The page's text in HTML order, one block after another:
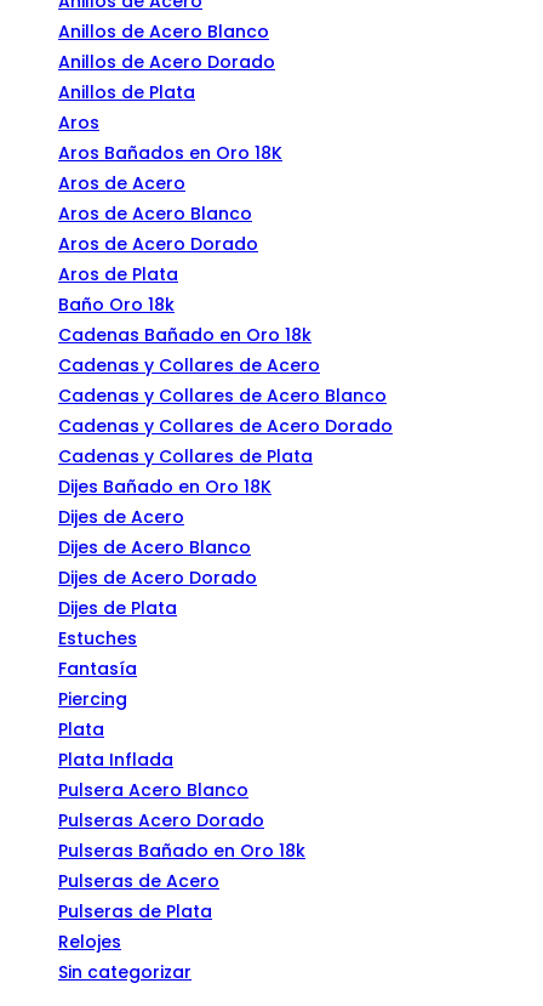
Anillos de Acero Blanco
Anillos de Acero Dorado
Anillos de Plata
Aros
Aros Bañados en Oro 18K
Aros de Acero
Aros de Acero Blanco
Aros de Acero Dorado
Aros de Plata
Baño Oro 18k
Cadenas Bañado en Oro 18k
Cadenas y Collares de Acero
Cadenas y Collares de Acero Blanco
Cadenas y Collares de Acero Dorado
Cadenas y Collares de Plata
Dijes Bañado en Oro 18K
Dijes de Acero
Dijes de Acero Blanco
Dijes de Acero Dorado
Dijes de Plata
Estuches
Fantasía
Piercing
Plata
Plata Inflada
Pulsera Acero Blanco
Pulseras Acero Dorado
Pulseras Bañado en Oro 18k
Pulseras de Acero
Pulseras de Plata
Relojes
Sin categorizar